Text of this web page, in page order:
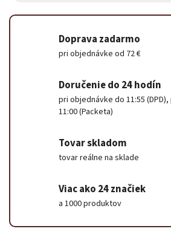
Doprava zadarmo
pri objednávke od 72 €
Doručenie do 24 hodín
pri objednávke do 11:55
11:00 (Packeta)
Tovar skladom
tovar reálne na sklade
Viac ako 24 značiek
a 1000 produktov